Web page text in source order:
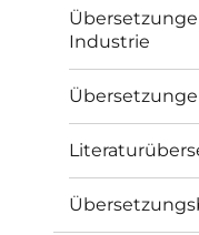
Industrie